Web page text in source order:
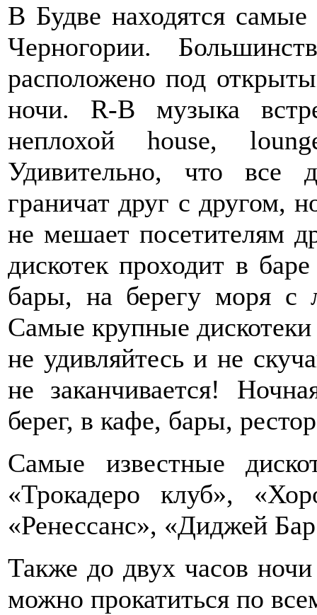
В Будве находятся
Черногории.
расположено под
ночи. R-B музыка
неплохой house,
Удивительно, что все
граничат друг с другом,
не мешает посетителям
дискотек проходит в
бары, на берегу моря с
Самые крупные
не удивляйтесь и не
не заканчивается!
берег, в кафе, бары,
Самые известные
«Трокадеро клуб»,
«Ренессанс», «Диджей
Также до двух часов
можно прокатиться по